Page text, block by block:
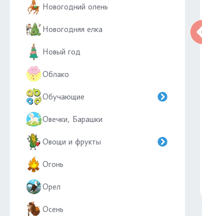
Новогодний олень
Новогодняя елка
Новый год
Облако
Обучающие
Овечки, Барашки
Овощи и фрукты
Огонь
Орел
Осень